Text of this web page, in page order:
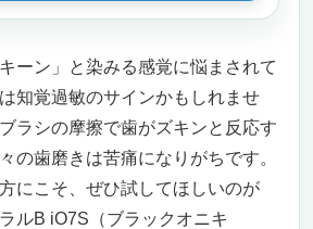
ーン」と染みる感覚に悩まされて
知覚過敏のサインかもしれませ
ラシの摩擦で歯がズキンと反応す
の歯磨きは苦痛になりがちです。
にこそ、ぜひ試してほしいのが
ルB iO7S（ブラックオニキ